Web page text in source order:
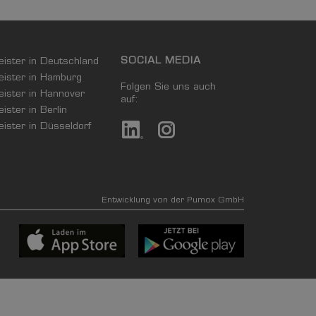
in Deutschland
in Hamburg
in Hannover
in Berlin
in Düsseldorf
SOCIAL MEDIA
Folgen Sie uns auch
auf:
Entwicklung von der Pumox GmbH